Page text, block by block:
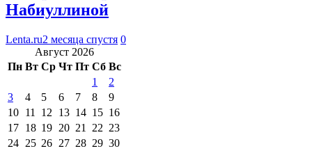
Набиуллиной
Lenta.ru2 месяца спустя 0
Август 2026
Пн Вт Ср Чт Пт Сб Вс
1
2
3
4 5 6 7 8
9
10 11 12 13 14 15 16
17 18 19 20 21 22 23
24 25 26 27 28 29 30